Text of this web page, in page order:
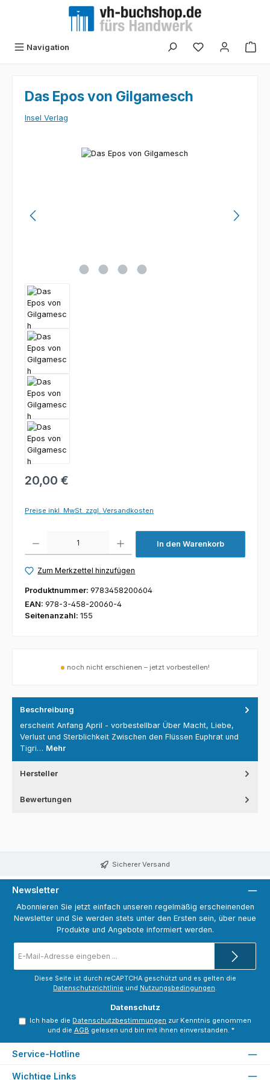
Zum Hauptinhalt springen
Navigation
Das Epos von Gilgamesch
Insel Verlag
Bildergalerie überspringen
20,00 €
Preise inkl. MwSt. zzgl. Versandkosten
In den Warenkorb
Zum Merkzettel hinzufügen
Produktnummer: 9783458200604
EAN: 978-3-458-20060-4
Seitenanzahl: 155
● noch nicht erschienen – jetzt vorbestellen!
Beschreibung
erscheint Anfang April - vorbestellbar Über Macht, Liebe,
Verlust und Sterblichkeit Zwischen den Flüssen Euphrat und
Tigri… Mehr
Hersteller
Bewertungen
Sicherer Versand
Newsletter
Abonnieren Sie jetzt einfach unseren regelmäßig erscheinenden
Newsletter und Sie werden stets unter den Ersten sein, über neue
Produkte und Angebote informiert werden.
Mail-
Adresse
Diese Seite ist durch reCAPTCHA geschützt und es gelten die
Datenschutzrichtlinie und Nutzungsbedingungen.
Datenschutz
Ich habe die Datenschutzbestimmungen zur Kenntnis genommen
und die AGB gelesen und bin mit ihnen einverstanden. *
Service-Hotline
Wichtige Links